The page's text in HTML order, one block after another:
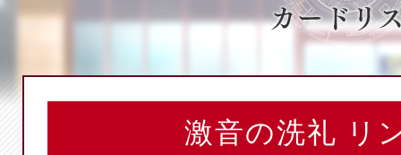
激音の洗礼 リ